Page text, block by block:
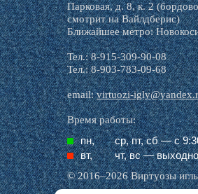
Парковая, д. 8, к. 2
смотрит на Вайлдберис)
Ближайшее метро:
Тел.: 8-915-309-90-08
Тел.: 8-903-783-09-68
email:virtuozi-
Время работы:
пн,
ср, пт, cб — с
вт,
чт, вс —
© 2016–2026 Виртуозы